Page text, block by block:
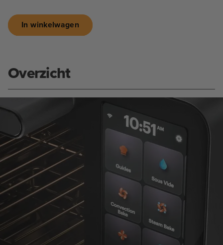
In winkelwagen
Overzicht